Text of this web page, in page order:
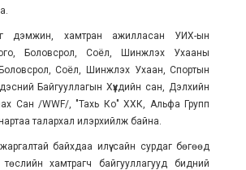
дэмжин, хамтран ажилласан УИХ-ын
Боловсрол, Соёл, Шинжлэх Ухааны
Соёл, Шинжлэх Ухаан, Спортын
Байгууллагын Хүүхдийн сан, Дэлхийн
Сан /WWF/, "Тахь Ко" ХХК, Альфа Групп
талархал илэрхийлж байна.
жаргалтай байхдаа илүү сайн сурдаг бөгөөд
хамтрагч байгууллагууд бидний